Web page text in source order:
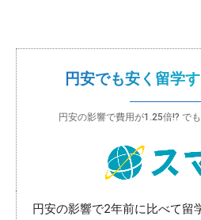
円安でも安く留学
円安の影響で費用が1.25倍!? で
円安の影響で2年前に比べて留